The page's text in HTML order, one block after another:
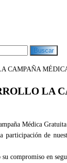
LA
Médica
participación de
compromiso en